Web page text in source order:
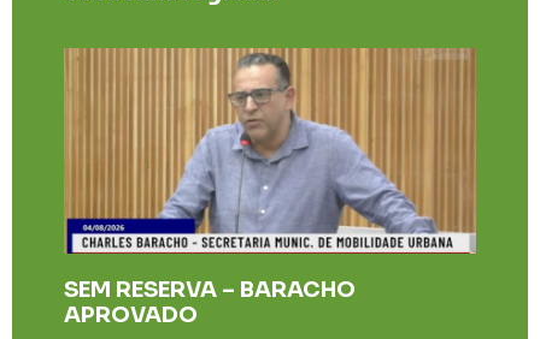
SEM RESERVA – BARACHO
APROVADO